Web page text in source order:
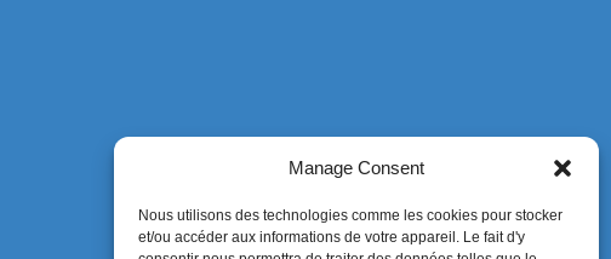
Manage Consent
Nous utilisons des technologies comme les cookies pour stocker
et/ou accéder aux informations de votre appareil. Le fait d'y